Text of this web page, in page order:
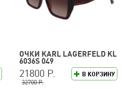
ОЧКИ KARL LAGERFELD KL
6036S 049
В КОРЗИНУ
21800 Р.
32700 Р.